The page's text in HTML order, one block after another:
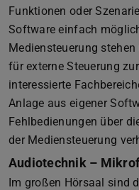
Funktionen oder
Software einfach
Mediensteuerung
für externe Steuerung
interessierte
Anlage aus eigener
Fehlbedienungen über
der Mediensteuerung
Audiotechnik –
Im großen Hörsaal sind